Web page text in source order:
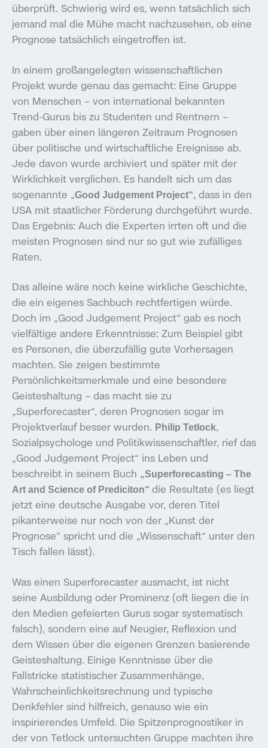
überprüft. Schwierig wird es, wenn tatsächlich sich
jemand mal die Mühe macht nachzusehen, ob eine
Prognose tatsächlich eingetroffen ist.
In einem großangelegten wissenschaftlichen
Projekt wurde genau das gemacht: Eine Gruppe
von Menschen – von international bekannten
Trend-Gurus bis zu Studenten und Rentnern –
gaben über einen längeren Zeitraum Prognosen
über politische und wirtschaftliche Ereignisse ab.
Jede davon wurde archiviert und später mit der
Wirklichkeit verglichen. Es handelt sich um das
sogenannte „Good Judgement Project“, dass in den
USA mit staatlicher Förderung durchgeführt wurde.
Das Ergebnis: Auch die Experten irrten oft und die
meisten Prognosen sind nur so gut wie zufälliges
Raten.
Das alleine wäre noch keine wirkliche Geschichte,
die ein eigenes Sachbuch rechtfertigen würde.
Doch im „Good Judgement Project“ gab es noch
vielfältige andere Erkenntnisse: Zum Beispiel gibt
es Personen, die überzufällig gute Vorhersagen
machten. Sie zeigen bestimmte
Persönlichkeitsmerkmale und eine besondere
Geisteshaltung – das macht sie zu
„Superforecaster“, deren Prognosen sogar im
Projektverlauf besser wurden. Philip Tetlock,
Sozialpsychologe und Politikwissenschaftler, rief das
„Good Judgement Project“ ins Leben und
beschreibt in seinem Buch „Superforecasting – The
Art and Science of Prediciton“ die Resultate (es liegt
jetzt eine deutsche Ausgabe vor, deren Titel
pikanterweise nur noch von der „Kunst der
Prognose“ spricht und die „Wissenschaft“ unter den
Tisch fallen lässt).
Was einen Superforecaster ausmacht, ist nicht
seine Ausbildung oder Prominenz (oft liegen die in
den Medien gefeierten Gurus sogar systematisch
falsch), sondern eine auf Neugier, Reflexion und
dem Wissen über die eigenen Grenzen basierende
Geisteshaltung. Einige Kenntnisse über die
Fallstricke statistischer Zusammenhänge,
Wahrscheinlichkeitsrechnung und typische
Denkfehler sind hilfreich, genauso wie ein
inspirierendes Umfeld. Die Spitzenprognostiker in
der von Tetlock untersuchten Gruppe machten ihre